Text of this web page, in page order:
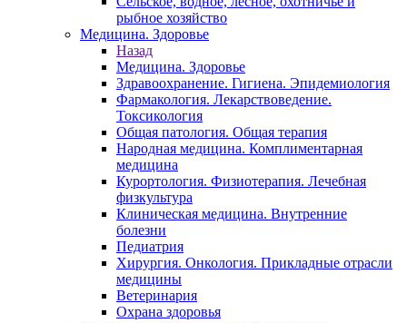
рыбное хозяйство
Медицина. Здоровье
Назад
Медицина. Здоровье
Здравоохранение. Гигиена. Эпидемиология
Фармакология. Лекарствоведение.
Токсикология
Общая патология. Общая терапия
Народная медицина. Комплиментарная
медицина
Курортология. Физиотерапия. Лечебная
физкультура
Клиническая медицина. Внутренние
болезни
Педиатрия
Хирургия. Онкология. Прикладные отрасли
медицины
Ветеринария
Охрана здоровья